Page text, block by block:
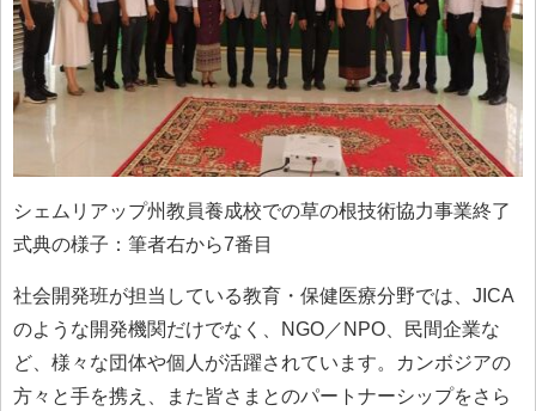
シェムリアップ州教員養成校での草の根技術協力事業終了
式典の様子：筆者右から7番目
社会開発班が担当している教育・保健医療分野では、JICA
のような開発機関だけでなく、NGO／NPO、民間企業な
ど、様々な団体や個人が活躍されています。カンボジアの
方々と手を携え、また皆さまとのパートナーシップをさら